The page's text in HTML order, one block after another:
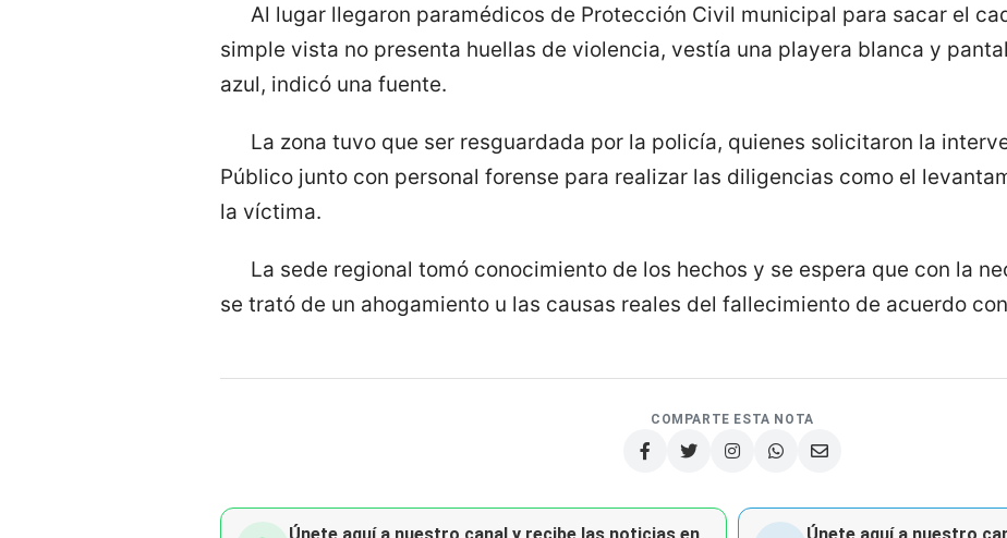
Al lugar llegaron paramédicos de Protección Civil municipal para sacar el
simple vista no presenta huellas de violencia, vestía una playera blanca y
azul, indicó una fuente.
La zona tuvo que ser resguardada por la policía, quienes solicitaron la
Público junto con personal forense para realizar las diligencias como el
la víctima.
La sede regional tomó conocimiento de los hechos y se espera que con la
se trató de un ahogamiento u las causas reales del fallecimiento de acuerdo
COMPARTE ESTA NOTA